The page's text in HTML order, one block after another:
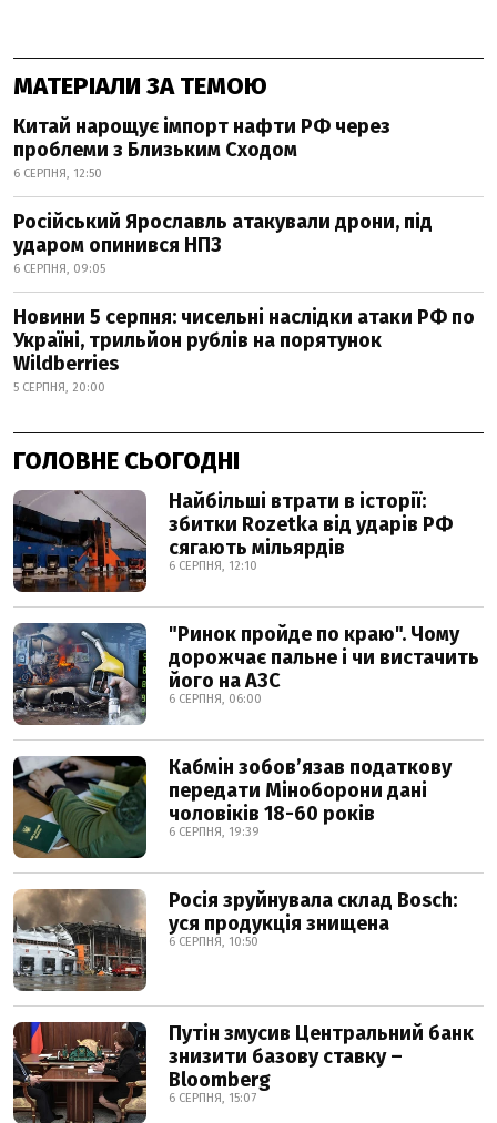
МАТЕРІАЛИ ЗА ТЕМОЮ
Китай нарощує імпорт нафти РФ через
проблеми з Близьким Сходом
6 СЕРПНЯ, 12:50
Російський Ярославль атакували дрони, під
ударом опинився НПЗ
6 СЕРПНЯ, 09:05
Новини 5 серпня: чисельні наслідки атаки РФ по
Україні, трильйон рублів на порятунок
Wildberries
5 СЕРПНЯ, 20:00
ГОЛОВНЕ СЬОГОДНІ
Найбільші втрати в історії:
збитки Rozetka від ударів РФ
сягають мільярдів
6 СЕРПНЯ, 12:10
"Ринок пройде по краю". Чому
дорожчає пальне і чи вистачить
його на АЗС
6 СЕРПНЯ, 06:00
Кабмін зобовʼязав податкову
передати Міноборони дані
чоловіків 18-60 років
6 СЕРПНЯ, 19:39
Росія зруйнувала склад Bosch:
уся продукція знищена
6 СЕРПНЯ, 10:50
Путін змусив Центральний банк
знизити базову ставку –
Bloomberg
6 СЕРПНЯ, 15:07